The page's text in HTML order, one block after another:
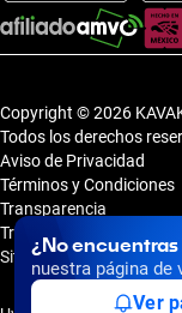
¿No
nuestra página de
Ver
Copyright © 2026
Todos los derechos
Aviso de Privacidad
Términos y Condiciones
Transparencia
Transparencia
Sitemap